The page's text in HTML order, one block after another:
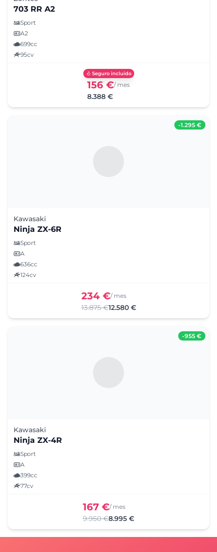
703 RR A2
Sport
A2
699cc
95cv
156 €/ mes
8.388 €
Seguro incluido
-1.295 €
Kawasaki
Ninja ZX-6R
Sport
A
636cc
124cv
234 €/ mes
13.875 €12.580 €
-955 €
Kawasaki
Ninja ZX-4R
Sport
A
399cc
77cv
167 €/ mes
9.950 €8.995 €